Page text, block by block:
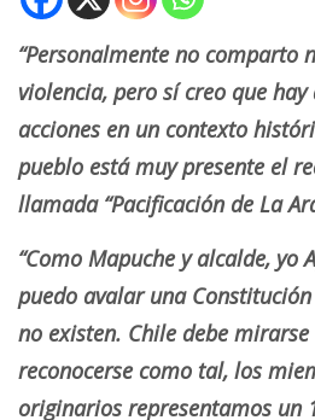
“Personalmente no comparto
violencia, pero sí creo que
acciones en un contexto
pueblo está muy presente el
llamada “Pacificación de La
“Como Mapuche y alcalde, yo
puedo avalar una
no existen. Chile debe
reconocerse como tal, los
originarios representamos un